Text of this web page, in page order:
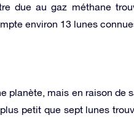
due au gaz méthane
environ 13 lunes
planète, mais en raison de
petit que sept lunes